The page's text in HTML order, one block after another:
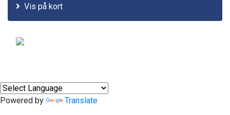
Vis på kort
Powered by Translate